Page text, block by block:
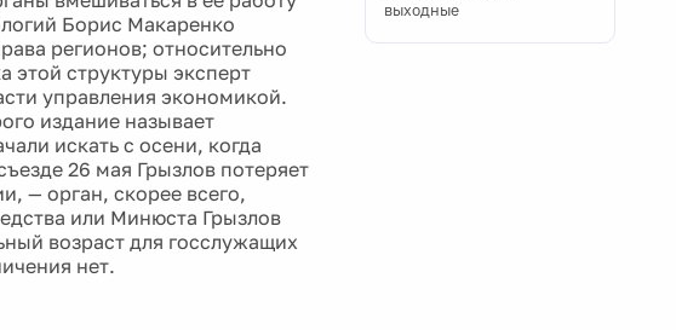
Борис Макаренко
регионов; относительно
этой структуры эксперт
управления экономикой.
издание называет
искать с осени, когда
26 мая Грызлов потеряет
— орган, скорее всего,
или Минюста Грызлов
возраст для госслужащих
нет.
выходные